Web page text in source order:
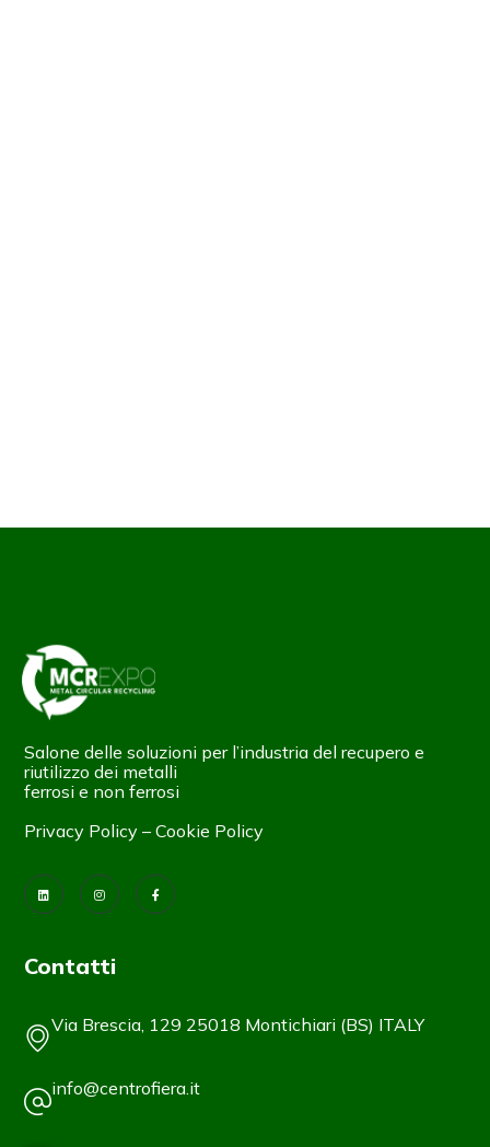
Salone delle soluzioni per l’industria del recupero e
riutilizzo dei metalli
ferrosi e non ferrosi
Privacy Policy –Cookie Policy
Contatti
Via Brescia, 129 25018 Montichiari (BS) ITALY
info@centrofiera.it